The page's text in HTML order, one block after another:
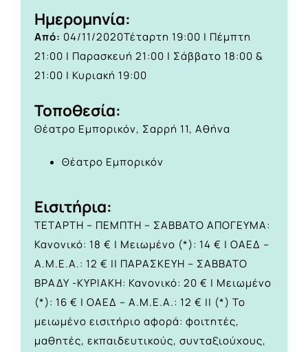
Ημερομηνία:
Από: 04/11/2020Τέταρτη 19:00 | Πέμπτη
21:00 | Παρασκευή 21:00 | Σάββατο 18:00 &
21:00 | Κυριακή 19:00
Τοποθεσία:
Θέατρο Εμπορικόν, Σαρρή 11, Αθήνα
Θέατρο Εμπορικόν
Eισιτήρια:
ΤΕΤΑΡΤΗ – ΠΕΜΠΤΗ – ΣΑΒΒΑΤΟ ΑΠΟΓΕΥΜΑ:
Κανονικό: 18 € | Μειωμένο (*): 14 € | ΟΑΕΔ –
Α.Μ.Ε.Α.: 12 € || ΠΑΡΑΣΚΕΥΗ – ΣΑΒΒΑΤΟ
ΒΡΑΔΥ -ΚΥΡΙΑΚΗ: Κανονικό: 20 € | Μειωμένο
(*): 16 € | ΟΑΕΔ – Α.Μ.Ε.Α.: 12 € || (*) Το
μειωμένο εισιτήριο αφορά: φοιτητές,
μαθητές, εκπαιδευτικούς, συνταξιούχους,